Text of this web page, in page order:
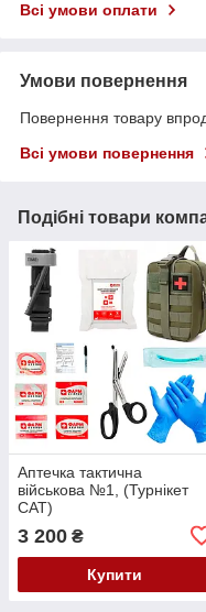
Всі умови оплати
Умови повернення
Повернення товару
Всі умови повернення
Подібні товари
Аптечка тактична
військова №1, (Турнікет
CAT)
3 200 ₴
Купити